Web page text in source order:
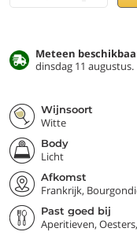
Meteen
dinsdag 11 augustus.
Wijnsoort
Witte
Body
Licht
Afkomst
Frankrijk,
Past goed bij
Aperitieven,